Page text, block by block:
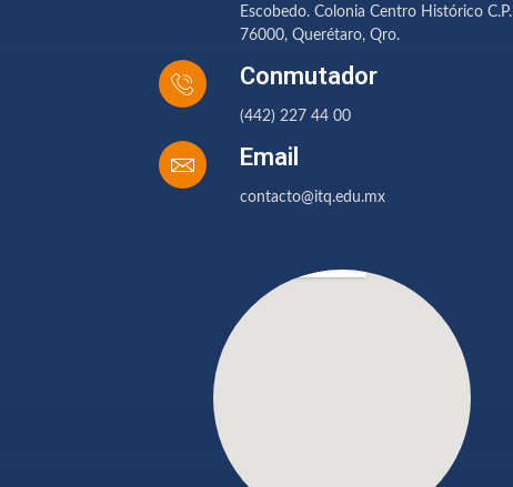
Escobedo. Colonia Centro Histórico C.P.
76000, Querétaro, Qro.
Conmutador
(442) 227 44 00
Email
contacto@itq.edu.mx